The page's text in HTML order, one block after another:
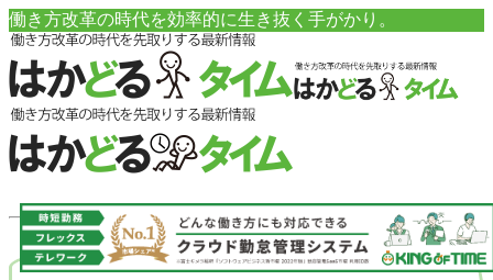
働き方改革の時代を効率的に生き抜く手がかり。